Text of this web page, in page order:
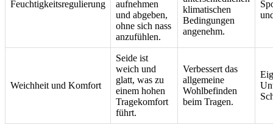
Feuchtigkeitsregulierung
aufnehmen
und abgeben,
ohne sich nass
anzufühlen.
klimatischen
Bedingungen
angenehm.
Weichheit und Komfort
Seide ist
weich und
glatt, was zu
einem hohen
Tragekomfort
führt.
Verbessert das
allgemeine
Wohlbefinden
beim Tragen.